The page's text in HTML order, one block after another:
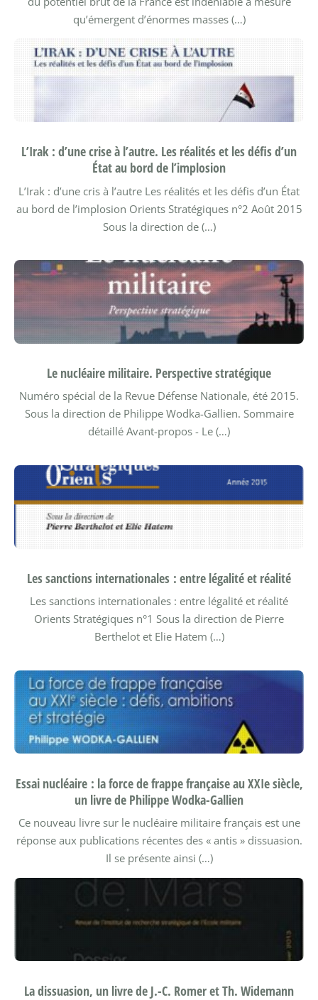
qu’émergent d’énormes masses (…)
L’Irak : d’une crise à l’autre. Les réalités et les défis d’un
État au bord de l’implosion
L’Irak : d’une cris à l’autre Les réalités et les défis d’un État
au bord de l’implosion Orients Stratégiques n°2 Août 2015
Sous la direction de (…)
Le nucléaire militaire. Perspective stratégique
Numéro spécial de la Revue Défense Nationale, été 2015.
Sous la direction de Philippe Wodka-Gallien. Sommaire
détaillé Avant-propos - Le (…)
Les sanctions internationales : entre légalité et réalité
Les sanctions internationales : entre légalité et réalité
Orients Stratégiques n°1 Sous la direction de Pierre
Berthelot et Elie Hatem (…)
Essai nucléaire : la force de frappe française au XXIe siècle,
un livre de Philippe Wodka-Gallien
Ce nouveau livre sur le nucléaire militaire français est une
réponse aux publications récentes des « antis » dissuasion.
Il se présente ainsi (…)
La dissuasion, un livre de J.-C. Romer et Th. Widemann